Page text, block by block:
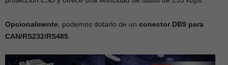
Opcionalmente, podemos dotarlo de un conector DB9 para
CAN/RS232/RS485.